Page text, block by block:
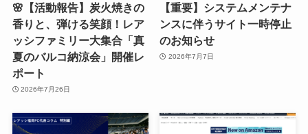
🌸【活動報告】炭火焼きの
香りと、弾ける笑顔！レア
ッシファミリー大集合「真
夏のバルコ納涼会」開催レ
ポート
2026年7月26日
【重要】システムメンテナ
ンスに伴うサイト一時停止
のお知らせ
2026年7月7日